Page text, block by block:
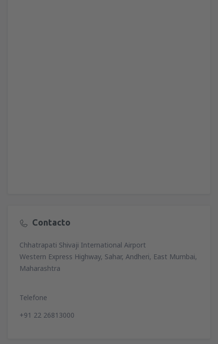
Contacto
Chhatrapati Shivaji International Airport
Western Express Highway, Sahar, Andheri, East Mumbai,
Maharashtra
Telefone
+91 22 26813000